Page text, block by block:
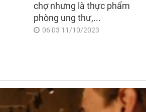
chợ nhưng là thực phẩm
phòng ung thư,...
06:03 11/10/2023